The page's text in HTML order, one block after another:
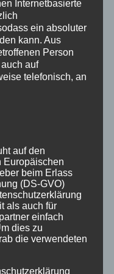
Internetbasierte
ein absoluter
kann. Aus
Person
auf
telefonisch, an
auf den
Europäischen
beim Erlass
(DS-GVO)
als auch für
einfach
dies zu
die verwendeten